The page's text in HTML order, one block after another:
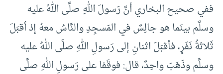
ففي صحيح البخاري أنَّ رَسولَ اللهِ صلَّى اللهُ عليه
وسلَّم بينَما هو جالِسٌ في المَسجِدِ والنَّاسُ معهُ إذ أقبَلَ
ثَلاثةُ نَفَرٍ، فأقبَلَ اثنانِ إلى رَسولِ اللهِ صلَّى اللهُ عليه
وسلَّم وذَهَبَ واحِدٌ، قال: فوقَفا على رَسولِ اللهِ صلَّى